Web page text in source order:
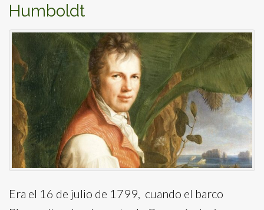
Humboldt
Era el 16 de julio de 1799, cuando el barco